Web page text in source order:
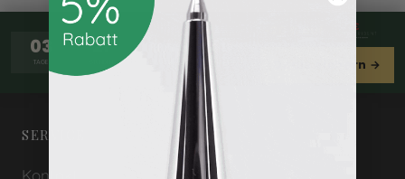
03
TAGE
21
SEKUNDEN Deals sichern →
SERVICE
Kontakt